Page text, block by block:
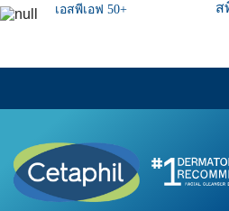
เอสพีเอฟ 50+
ซื้อเลย